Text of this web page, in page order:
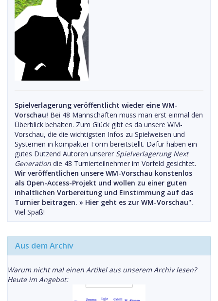
Spielverlagerung veröffentlicht wieder eine WM-
Vorschau! Bei 48 Mannschaften muss man erst einmal den
Überblick behalten. Zum Glück gibt es da unsere WM-
Vorschau, die die wichtigsten Infos zu Spielweisen und
Systemen in kompakter Form bereitstellt. Dafür haben ein
gutes Dutzend Autoren unserer Spielverlagerung Next
Generation die 48 Turnierteilnehmer im Vorfeld gesichtet.
Wir veröffentlichen unsere WM-Vorschau konstenlos
als Open-Access-Projekt und wollen zu einer guten
inhaltlichen Vorbereitung und Einstimmung auf das
Turnier beitragen. » Hier geht es zur WM-Vorschau".
Viel Spaß!
Aus dem Archiv
Warum nicht mal einen Artikel aus unserem Archiv lesen?
Heute im Angebot: